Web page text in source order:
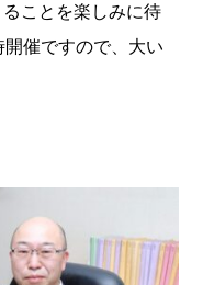
ことを楽しみに待
催ですので、大い